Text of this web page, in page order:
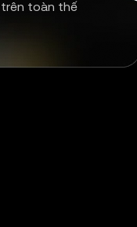
toàn thế